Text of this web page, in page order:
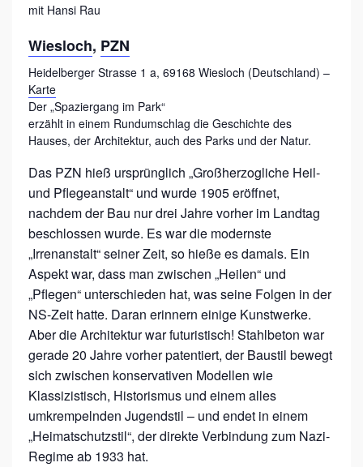
G
I
M
P
A
R
K
mit Hansi Rau
Wiesloch, PZN
Heidelberger Strasse 1 a, 69168 Wiesloch (Deutschland) –
Karte
Der „Spaziergang im Park“
erzählt in einem Rundumschlag die Geschichte des
Hauses, der Architektur, auch des Parks und der Natur.
Das PZN hieß ursprünglich „Großherzogliche Heil-
und Pflegeanstalt“ und wurde 1905 eröffnet,
nachdem der Bau nur drei Jahre vorher im Landtag
beschlossen wurde. Es war die modernste
„Irrenanstalt“ seiner Zeit, so hieße es damals. Ein
Aspekt war, dass man zwischen „Heilen“ und
„Pflegen“ unterschieden hat, was seine Folgen in der
NS-Zeit hatte. Daran erinnern einige Kunstwerke.
Aber die Architektur war futuristisch! Stahlbeton war
gerade 20 Jahre vorher patentiert, der Baustil bewegt
sich zwischen konservativen Modellen wie
Klassizistisch, Historismus und einem alles
umkrempelnden Jugendstil – und endet in einem
„Heimatschutzstil“, der direkte Verbindung zum Nazi-
Regime ab 1933 hat.